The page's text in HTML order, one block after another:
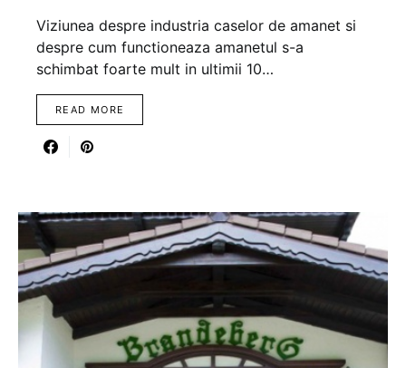
Viziunea despre industria caselor de amanet si
despre cum functioneaza amanetul s-a
schimbat foarte mult in ultimii 10…
READ MORE